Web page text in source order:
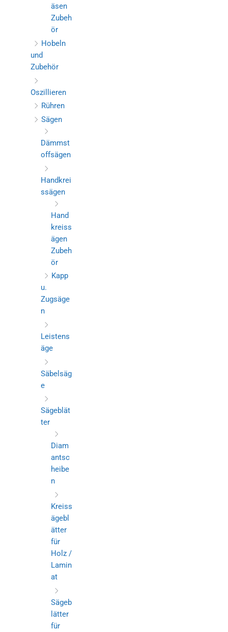
äsen
Zubeh
ör
Hobeln
und
Zubehör
Oszillieren
Rühren
Sägen
Dämmst
offsägen
Handkrei
ssägen
Hand
kreiss
ägen
Zubeh
ör
Kapp
u.
Zugsäge
n
Leistens
äge
Säbelsäg
e
Sägeblät
ter
Diam
antsc
heibe
n
Kreiss
ägebl
ätter
für
Holz /
Lamin
at
Sägeb
lätter
für